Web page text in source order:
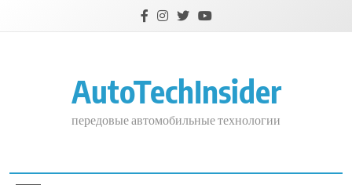
AutoTechInsider
передовые автомобильные технологии